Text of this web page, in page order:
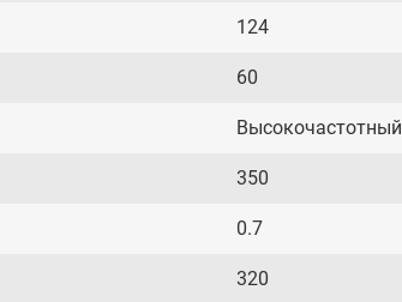
124
60
Высокочастотный
350
0.7
320